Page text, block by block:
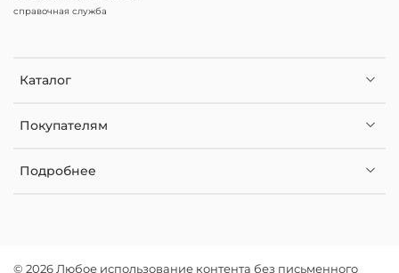
Каталог
Покупателям
Подробнее
справочная служба
© 2026 Любое использование контента без письменного